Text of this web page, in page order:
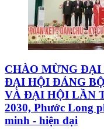
CHÀO MỪNG ĐẠI
ĐẠI HỘI ĐẢNG
VÀ ĐẠI HỘI LẦN
2030, Phước Long
minh - hiện đại